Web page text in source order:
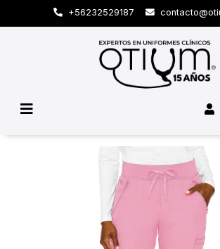
+56232529187